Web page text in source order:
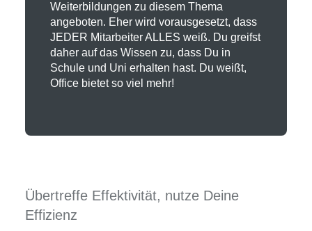
Weiterbildungen zu diesem Thema
angeboten. Eher wird vorausgesetzt, dass
JEDER Mitarbeiter ALLES weiß. Du greifst
daher auf das Wissen zu, dass Du in
Schule und Uni erhalten hast. Du weißt,
Office bietet so viel mehr!
Übertreffe Effektivität, nutze Deine
Effizienz